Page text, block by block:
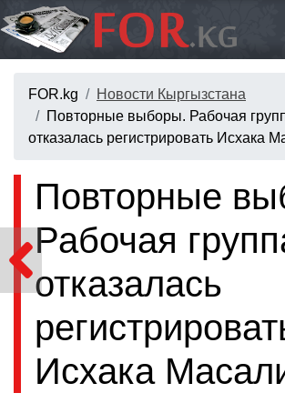
FOR.kg
Новости Кыргызстана
Повторные выборы. Рабочая
отказалась регистрировать Исхака
Повторные
Рабочая
отказалась
Исхака